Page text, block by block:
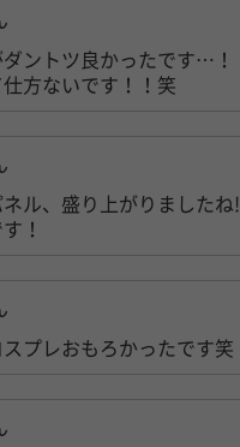
ントツ良かったです…！
方ないです！！笑
ル、盛り上がりましたね!
！
プレおもろかったです笑